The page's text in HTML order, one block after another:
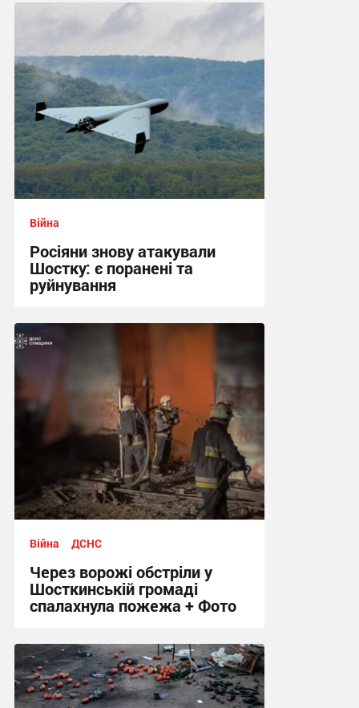
Війна
Росіяни знову атакували
Шостку: є поранені та
руйнування
20:21 сьогодні
Війна ДСНС
Через ворожі обстріли у
Шосткинській громаді
спалахнула пожежа + Фото
12:12 сьогодні